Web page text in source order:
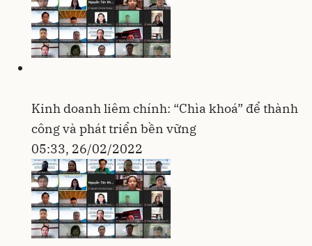
Kinh doanh liêm chính: “Chìa khoá” để thành
công và phát triển bền vững
05:33, 26/02/2022